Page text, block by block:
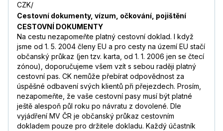
CZK/
Cestovní dokumenty, vízum, očkování, pojištění
CESTOVNÍ DOKUMENTY
Na cestu nezapomeňte platný cestovní doklad. I když
jsme od 1. 5. 2004 členy EU a pro cesty na území EU stačí
občanský průkaz (jen tzv. karta, od 1. 1. 2006 jen se čtecí
zónou), doporučujeme všem vzít s sebou raději platný
cestovní pas. CK nemůže přebírat odpovědnost za
úspěšné odbavení svých klientů při přejezdech. Prosím,
nezapomeňte, že vaše cestovní pasy musí být platné
ještě alespoň půl roku po návratu z dovolené. Dle
vyjádření MV ČR je občanský průkaz cestovním
dokladem pouze pro držitele dokladu. Každý účastník